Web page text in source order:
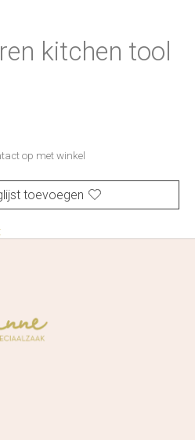
kitchen tool
op met winkel
toevoegen